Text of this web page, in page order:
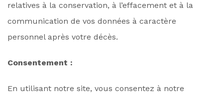
relatives à la conservation, à l’effacement et à la
communication de vos données à caractère
personnel après votre décès.
Consentement :
En utilisant notre site, vous consentez à notre